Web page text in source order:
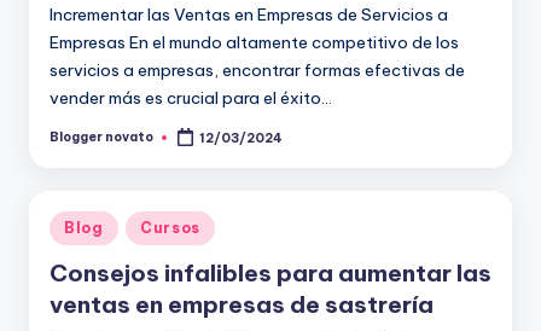
Incrementar las Ventas en Empresas de Servicios a
Empresas En el mundo altamente competitivo de los
servicios a empresas, encontrar formas efectivas de
vender más es crucial para el éxito…
Publicado
Blogger novato 12/03/2024
Publicado
en
Blog Cursos
Consejos infalibles para aumentar las
ventas en empresas de sastrería